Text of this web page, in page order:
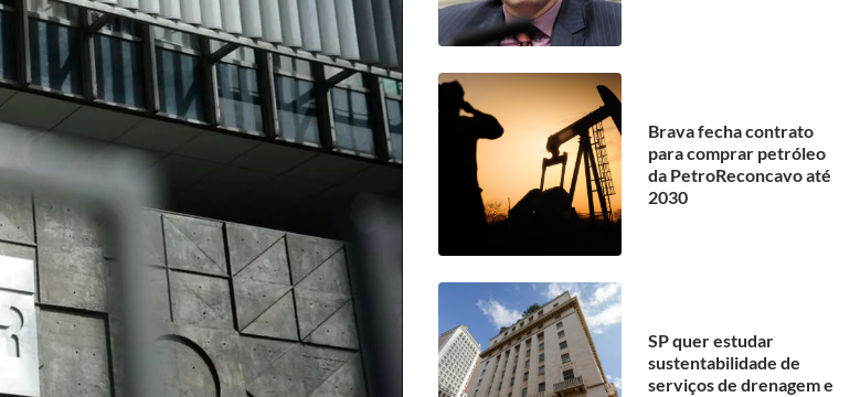
Brava fecha contrato
para comprar petróleo
da PetroReconcavo até
2030
SP quer estudar
sustentabilidade de
serviços de drenagem e